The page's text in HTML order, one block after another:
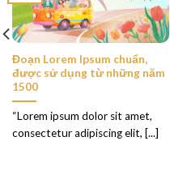
Đoạn Lorem Ipsum chuẩn,
được sử dụng từ những năm
1500
“Lorem ipsum dolor sit amet,
consectetur adipiscing elit, [...]